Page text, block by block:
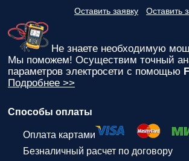
Оставить заявку Оставить
Не знаете необходимую
Мы поможем! Осуществим точный
параметров электросети с помощью
Подробнее >>
Способы оплаты
Оплата картами
Безналичный расчет по договору